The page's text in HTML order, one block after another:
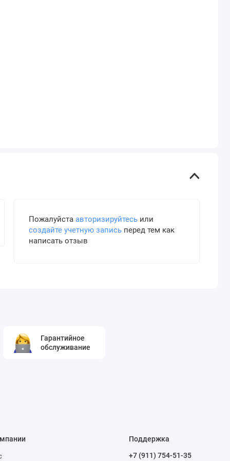
Пожалуйста авторизируйтесьили
создайте учетную записьперед тем как
написать отзыв
Гарантийное
обслуживание
Поддержка
+7 (911) 754-51-35